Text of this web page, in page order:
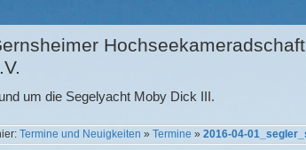
Hochseekameradschaft
um die Segelyacht Moby Dick III.
Termine und Neuigkeiten »Termine »2016-04-